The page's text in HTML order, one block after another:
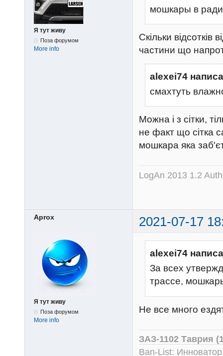
Я тут живу
Поза форумом
More info
мошкары в
Скільки відсотків
частини що
alexei74
смахтуть
Можна і з сітки,
не факт що сітка
мошкара яка
LogAn 2013 1.2
Aprox 2021-07-17
Я тут живу
Поза форумом
More info
alexei74
За всех
трассе,
Не все много
ЗАЗ-1102 Таврия
Ban-List: